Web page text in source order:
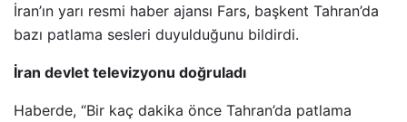
İran’ın yarı resmi haber ajansı Fars, başkent Tahran’da
bazı patlama sesleri duyulduğunu bildirdi.
İran devlet televizyonu doğruladı
Haberde, “Bir kaç dakika önce Tahran’da patlama